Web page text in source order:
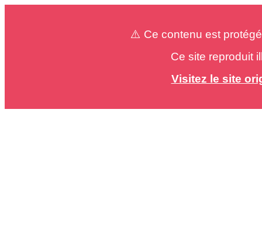
⚠️ Ce contenu est
Ce site reproduit
Visitez le site